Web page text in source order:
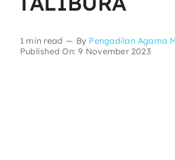
Informasi Lainnya
1 min read — By Pengadilan Agama
Published On: 9 November 2023